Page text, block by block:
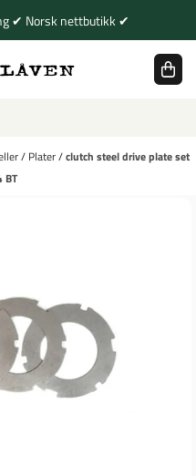
✔ Norsk nettbutikk ✔
/ Plater/clutch steel drive plate set
BT